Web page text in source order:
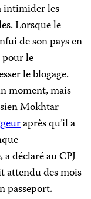
intimider les
Lorsque le
de son pays en
pour le
le blogage.
moment, mais
Mokhtar
après qu’il a
déclaré au CPJ
attendu des mois
passeport.